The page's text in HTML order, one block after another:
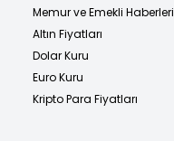
Memur ve Emekli Haberleri
Altın Fiyatları
Dolar Kuru
Euro Kuru
Kripto Para Fiyatları